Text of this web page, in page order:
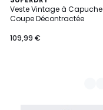
Veste Vintage à Capuche
Coupe Décontractée
109,99 €
Couleurs